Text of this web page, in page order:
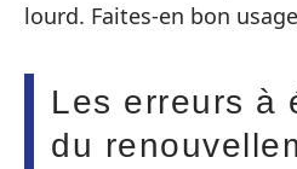
lourd. Faites-en bon
Les erreurs à
du